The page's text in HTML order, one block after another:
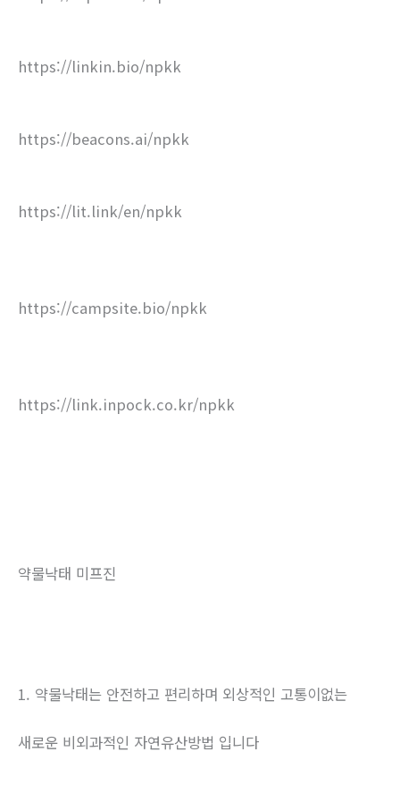
https://linkin.bio/npkk
https://beacons.ai/npkk
https://lit.link/en/npkk
https://campsite.bio/npkk
https://link.inpock.co.kr/npkk
약물낙태 미프진
1. 약물낙태는 안전하고 편리하며 외상적인 고통이없는
새로운 비외과적인 자연유산방법 입니다